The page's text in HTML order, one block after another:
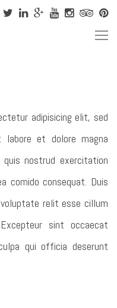
adipisicing elit, sed
labore et dolore magna
nostrud exercitation
comido consequat. Duis
relit esse cillum
sint occaecat
qui officia deserunt